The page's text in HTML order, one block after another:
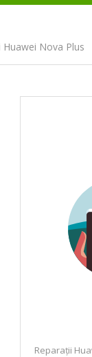
Huawei Nova Plus
Reparații